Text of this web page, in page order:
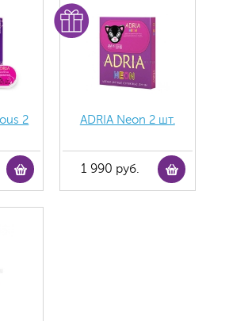
2
ADRIA Neon 2 шт.
1 990 руб.